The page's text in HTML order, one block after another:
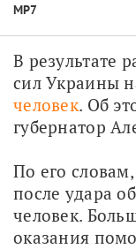
МР7
В результате
сил Украины
человек. Об
губернатор
По его
после удара
человек.
оказания